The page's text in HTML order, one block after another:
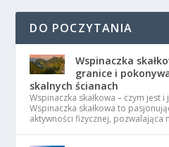
DO POCZYTANIA
Wspinaczka
granice i
skalnych ścianach
Wspinaczka skałkowa – czym jest
Wspinaczka skałkowa to
aktywności fizycznej, pozwalająca